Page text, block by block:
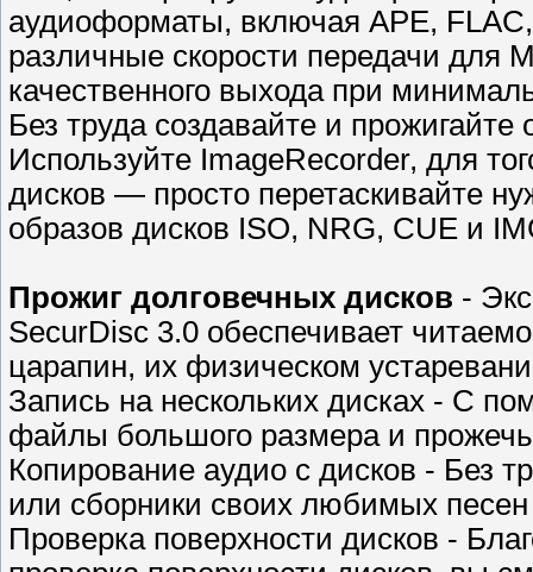
аудиоформаты, включая APE,
различные скорости передачи для
качественного выхода при
Без труда создавайте и прожигайте
Используйте ImageRecorder, для
дисков — просто перетаскивайте
образов дисков ISO, NRG, CUE и
Прожиг долговечных дисков -
SecurDisc 3.0 обеспечивает
царапин, их физическом
Запись на нескольких дисках - С
файлы большого размера и прожечь
Копирование аудио с дисков - Без
или сборники своих любимых
Проверка поверхности дисков -